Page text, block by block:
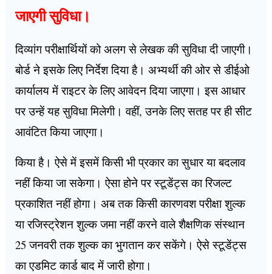
जाएगी सुविधा।
दिव्यांग परीक्षार्थियों को अलग से लेखक की सुविधा दी जाएगी।
बोर्ड ने इसके लिए निर्देश दिया है। अभ्यर्थी की ओर से डीईओ
कार्यालय में राइटर के लिए आवेदन दिया जाएगा। इस आधार
पर उन्हें यह सुविधा मिलेगी। वहीं, उनके लिए सतह पर ही सीट
आवंटित किया जाएगा।
किया है। ऐसे में इसमें किसी भी प्रकार का सुधार या बदलाव
नहीं किया जा सकेगा। ऐसा होने पर स्टूडेंट्स का रिजल्ट
प्रकाशित नहीं होगा। अब तक किसी कारणवश परीक्षा शुल्क
या रजिस्ट्रेशन शुल्क जमा नहीं करने वाले शैक्षणिक संस्थान
25 जनवरी तक शुल्क का भुगतान कर सकेंगे। ऐसे स्टूडेंट्स
का एडमिट कार्ड बाद में जारी होगा।